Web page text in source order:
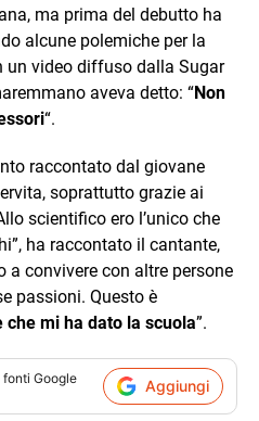
ma prima del debutto ha
alcune polemiche per la
un video diffuso dalla Sugar
aveva detto: “Non
“.
raccontato dal giovane
soprattutto grazie ai
scientifico ero l’unico che
ha raccontato il cantante,
a convivere con altre persone
passioni. Questo è
che mi ha dato la scuola”.
Google
Aggiungi